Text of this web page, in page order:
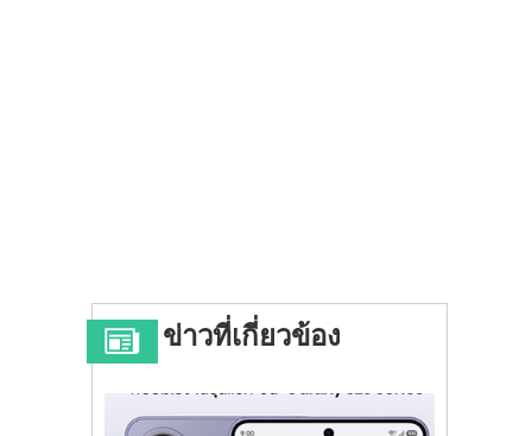
ข่าวที่เกี่ยวข้อง